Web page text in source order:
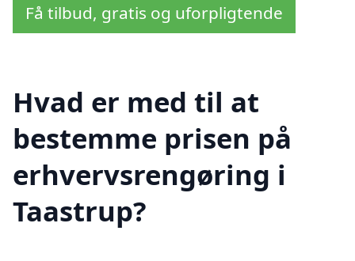
Få tilbud, gratis og uforpligtende
Hvad er med til at
bestemme prisen på
erhvervsrengøring i
Taastrup?